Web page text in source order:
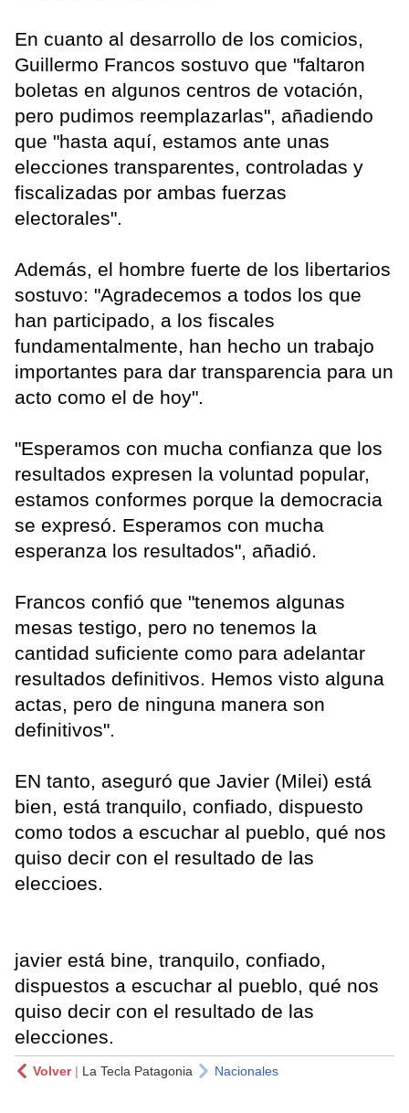
En cuanto al desarrollo de los comicios,
Guillermo Francos sostuvo que "faltaron
boletas en algunos centros de votación,
pero pudimos reemplazarlas", añadiendo
que "hasta aquí, estamos ante unas
elecciones transparentes, controladas y
fiscalizadas por ambas fuerzas
electorales".
Además, el hombre fuerte de los libertarios
sostuvo: "Agradecemos a todos los que
han participado, a los fiscales
fundamentalmente, han hecho un trabajo
importantes para dar transparencia para un
acto como el de hoy".
"Esperamos con mucha confianza que los
resultados expresen la voluntad popular,
estamos conformes porque la democracia
se expresó. Esperamos con mucha
esperanza los resultados", añadió.
Francos confió que "tenemos algunas
mesas testigo, pero no tenemos la
cantidad suficiente como para adelantar
resultados definitivos. Hemos visto alguna
actas, pero de ninguna manera son
definitivos".
EN tanto, aseguró que Javier (Milei) está
bien, está tranquilo, confiado, dispuesto
como todos a escuchar al pueblo, qué nos
quiso decir con el resultado de las
eleccioes.
javier está bine, tranquilo, confiado,
dispuestos a escuchar al pueblo, qué nos
quiso decir con el resultado de las
elecciones.
Volver| La Tecla Patagonia Nacionales